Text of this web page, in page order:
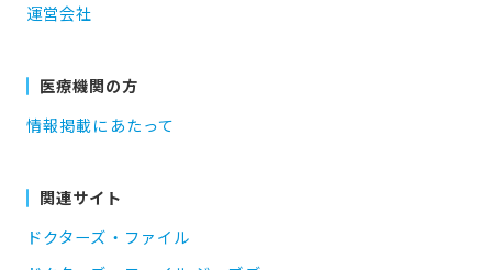
運営会社
医療機関の方
情報掲載にあたって
関連サイト
ドクターズ・ファイル